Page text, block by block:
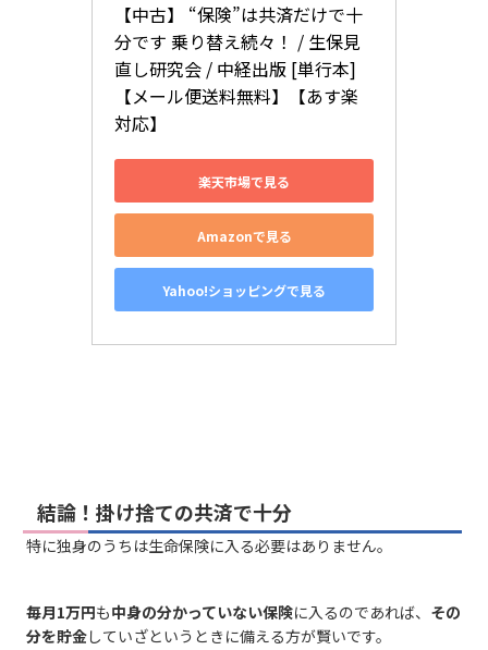
【中古】 “保険”は共済だけで十
分です 乗り替え続々！ / 生保見
直し研究会 / 中経出版 [単行本]
【メール便送料無料】【あす楽
対応】
楽天市場で見る
Amazonで見る
Yahoo!ショッピングで見る
結論！掛け捨ての共済で十分
特に独身のうちは生命保険に入る必要はありません。
毎月1万円も中身の分かっていない保険に入るのであれば、 その
分を貯金していざというときに備える方が賢いです。